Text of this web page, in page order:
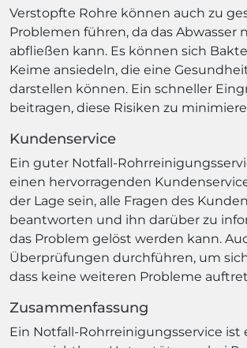
Verstopfte Rohre können auch zu
Problemen führen, da das Abwasser
abfließen kann. Es können sich
Keime ansiedeln, die eine
darstellen können. Ein schneller
beitragen, diese Risiken zu
Kundenservice
Ein guter Notfall-
einen hervorragenden
der Lage sein, alle Fragen des
beantworten und ihn darüber zu
das Problem gelöst werden kann.
Überprüfungen durchführen, um
dass keine weiteren Probleme
Zusammenfassung
Ein Notfall-Rohrreinigungsservice ist